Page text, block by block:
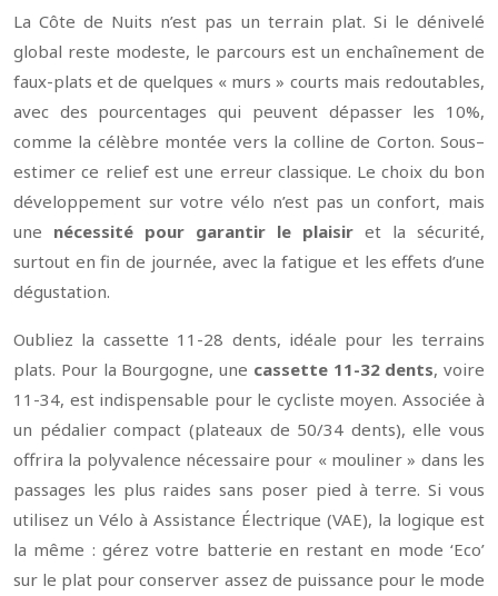
La Côte de Nuits n’est pas un terrain plat. Si le dénivelé
global reste modeste, le parcours est un enchaînement de
faux-plats et de quelques « murs » courts mais redoutables,
avec des pourcentages qui peuvent dépasser les 10%,
comme la célèbre montée vers la colline de Corton. Sous–
estimer ce relief est une erreur classique. Le choix du bon
développement sur votre vélo n’est pas un confort, mais
une nécessité pour garantir le plaisir et la sécurité,
surtout en fin de journée, avec la fatigue et les effets d’une
dégustation.
Oubliez la cassette 11-28 dents, idéale pour les terrains
plats. Pour la Bourgogne, une cassette 11-32 dents, voire
11-34, est indispensable pour le cycliste moyen. Associée à
un pédalier compact (plateaux de 50/34 dents), elle vous
offrira la polyvalence nécessaire pour « mouliner » dans les
passages les plus raides sans poser pied à terre. Si vous
utilisez un Vélo à Assistance Électrique (VAE), la logique est
la même : gérez votre batterie en restant en mode ‘Eco’
sur le plat pour conserver assez de puissance pour le mode